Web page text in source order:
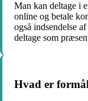
Man kan deltage i
online og betale
også indsendelse
deltage som
Hvad er